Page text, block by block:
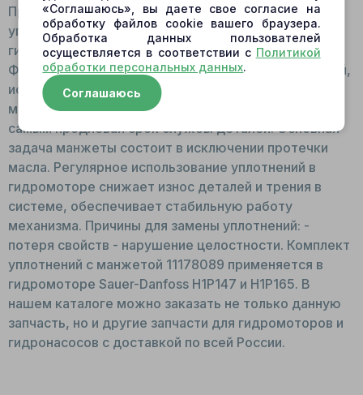
Принцип работы: Относятся к торцевым
уплотнителям. Крепится с торца гидронасоса/
гидромотора, на выходном отверстии вала.
Функции: Обеспечивает герметичность соединений,
исключая попадание посторонних веществ в
механизм. Защищает от влаги, пыли, грязи, тем
самым продлевая срок службы деталей. Основная
задача манжеты состоит в исключении протечки
масла. Регулярное использование уплотнений в
гидромоторе снижает износ деталей и трения в
системе, обеспечивает стабильную работу
механизма. Причины для замены уплотнений: -
потеря свойств - нарушение целостности. Комплект
уплотнений с манжетой 11178089 применяется в
гидромоторе Sauer-Danfoss H1P147 и H1P165. В
нашем каталоге можно заказать не только данную
запчасть, но и другие запчасти для гидромоторов и
гидронасосов с доставкой по всей России.
«Соглашаюсь», вы даете свое согласие на
обработку файлов cookie вашего браузера.
Обработка данных пользователей
осуществляется в соответствии с Политикой
обработки персональных данных.
Соглашаюсь